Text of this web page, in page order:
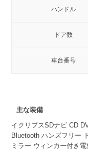
ハンドル
ドア数
車台番号
主な装備
イクリプスSDナビ CD
Bluetooth ハンズフリー
ミラー ウィンカー付き